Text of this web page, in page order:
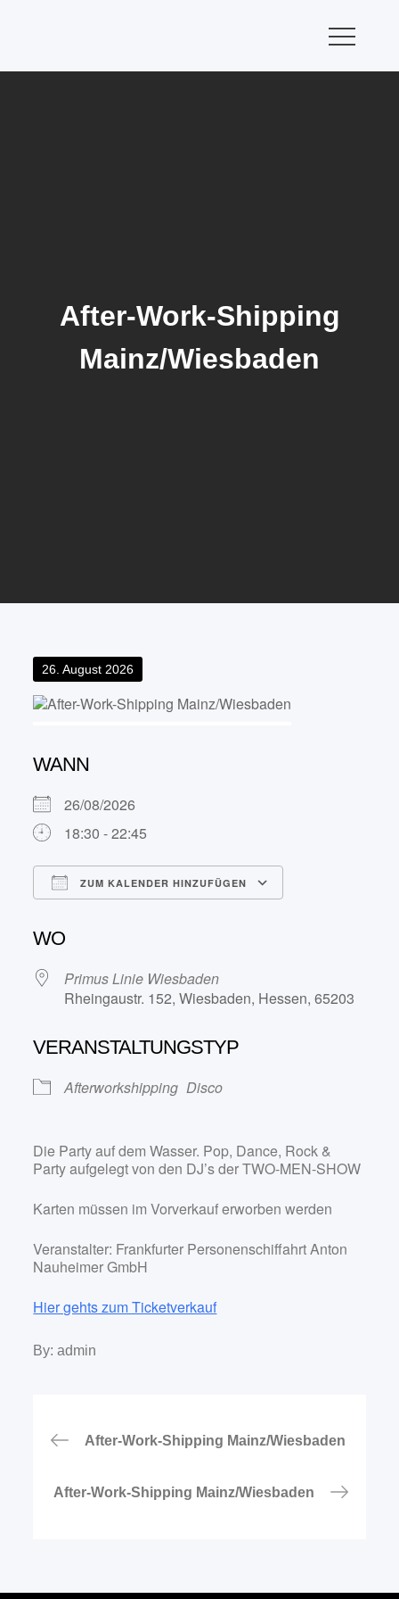
After-Work-Shipping
Mainz/Wiesbaden
Posted
on
26. August 2026
WANN
26/08/2026
18:30 - 22:45
ZUM KALENDER HINZUFÜGEN
WO
Primus Linie Wiesbaden
Rheingaustr. 152, Wiesbaden, Hessen, 65203
VERANSTALTUNGSTYP
Afterworkshipping Disco
Die Party auf dem Wasser. Pop, Dance, Rock &
Party aufgelegt von den DJ’s der TWO-MEN-SHOW
Karten müssen im Vorverkauf erworben werden
Veranstalter: Frankfurter Personenschiffahrt Anton
Nauheimer GmbH
Hier gehts zum Ticketverkauf
By:admin
Beitragsnavigation
After-Work-Shipping Mainz/Wiesbaden
After-Work-Shipping Mainz/Wiesbaden